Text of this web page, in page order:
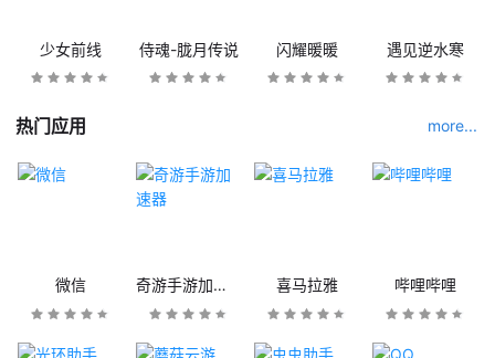
少女前线 侍魂-胧月传说 闪耀暖暖 遇见逆水寒
热门应用 more...
微信 奇游手游加速器 喜马拉雅 哔哩哔哩